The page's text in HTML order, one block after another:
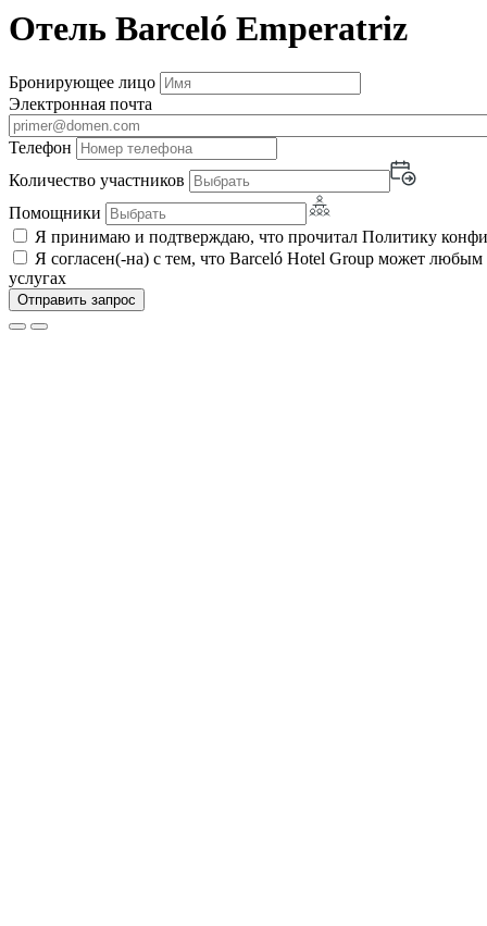
Отель Barceló Emperatriz
Бронирующее лицо
Электронная почта
Телефон
Количество участников
Помощники
Я принимаю и подтверждаю, что прочитал Политику
Я согласен(-на) с тем, что Barceló Hotel Group может
услугах
Отправить запрос